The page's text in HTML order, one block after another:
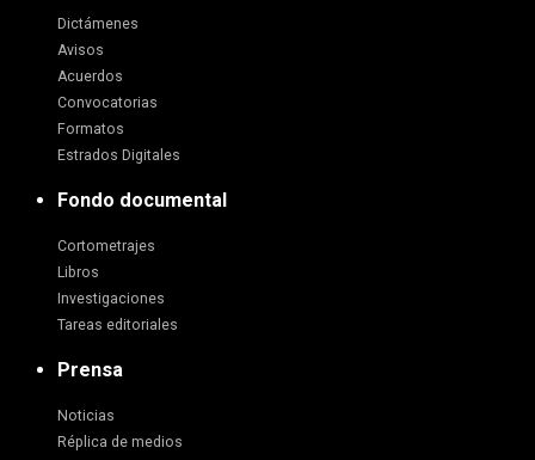
Dictámenes
Avisos
Acuerdos
Convocatorias
Formatos
Estrados Digitales
Fondo documental
Cortometrajes
Libros
Investigaciones
Tareas editoriales
Prensa
Noticias
Réplica de medios